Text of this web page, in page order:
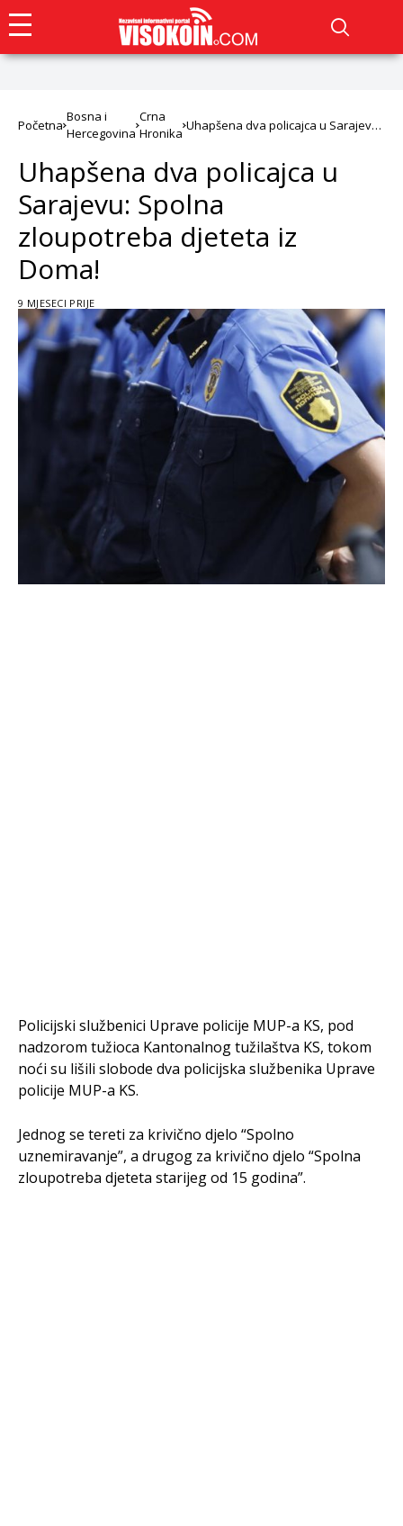
Početna
Bosna i
Hercegovina
Crna
Hronika
Uhapšena dva policajca u Sarajevu:
Uhapšena dva policajca u
Sarajevu: Spolna
zloupotreba djeteta iz
Doma!
9 MJESECI PRIJE
Policijski službenici Uprave policije MUP-a KS, pod
nadzorom tužioca Kantonalnog tužilaštva KS, tokom
noći su lišili slobode dva policijska službenika Uprave
policije MUP-a KS.
Jednog se tereti za krivično djelo “Spolno
uznemiravanje”, a drugog za krivično djelo “Spolna
zloupotreba djeteta starijeg od 15 godina”.